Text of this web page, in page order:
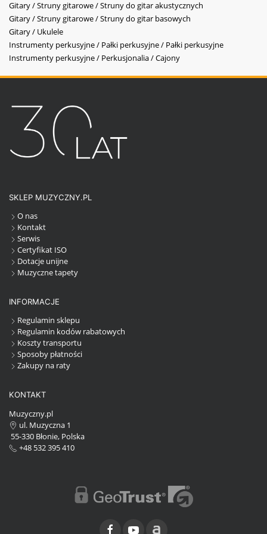
Gitary / Struny gitarowe / Struny do gitar akustycznych
Gitary / Struny gitarowe / Struny do gitar basowych
Gitary / Ukulele
Instrumenty perkusyjne / Pałki perkusyjne / Pałki perkusyjne
Instrumenty perkusyjne / Perkusjonalia / Cajony
SKLEP MUZYCZNY.PL
O nas
Kontakt
Serwis
Certyfikat ISO
Dotacje unijne
Muzyczne tapety
INFORMACJE
Regulamin sklepu
Regulamin kodów rabatowych
Koszty transportu
Sposoby płatności
Zakupy na raty
KONTAKT
Muzyczny.pl
ul. Muzyczna 1
55-330 Błonie, Polska
+48 532 395 410